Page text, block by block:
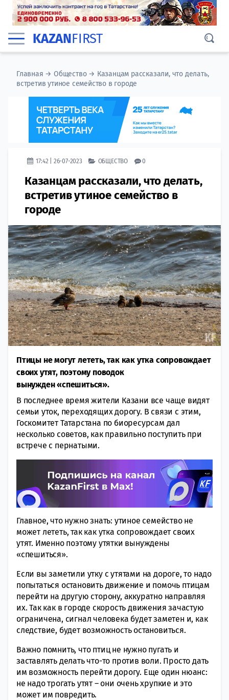
KAZANFIRST
Главная →Общество→ Казанцам рассказали, что делать,
встретив утиное семейство в городе
17:42 | 26-07-2023 ОБЩЕСТВО 0
Казанцам рассказали, что делать,
встретив утиное семейство в
городе
Птицы не могут лететь, так как утка сопровождает
своих утят, поэтому поводок
вынужден «спешиться».
В последнее время жители Казани все чаще видят
семьи уток, переходящих дорогу. В связи с этим,
Госкомитет Татарстана по биоресурсам дал
несколько советов, как правильно поступить при
встрече с пернатыми.
Главное, что нужно знать: утиное семейство не
может лететь, так как утка сопровождает своих
утят. Именно поэтому утятки вынуждены
«спешиться».
Если вы заметили утку с утятами на дороге, то надо
попытаться остановить движение и помочь птицам
перейти на другую сторону, аккуратно направляя
их. Так как в городе скорость движения зачастую
ограничена, сигнал человека будет заметен и, как
следствие, будет возможность остановиться.
Важно помнить, что птиц не нужно пугать и
заставлять делать что-то против воли. Просто дать
им возможность перейти дорогу. Еще один нюанс:
не надо трогать утят – они очень хрупкие и это
может им повредить.